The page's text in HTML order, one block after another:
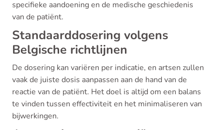
specifieke aandoening en de medische geschiedenis
van de patiënt.
Standaarddosering volgens
Belgische richtlijnen
De dosering kan variëren per indicatie, en artsen zullen
vaak de juiste dosis aanpassen aan de hand van de
reactie van de patiënt. Het doel is altijd om een balans
te vinden tussen effectiviteit en het minimaliseren van
bijwerkingen.